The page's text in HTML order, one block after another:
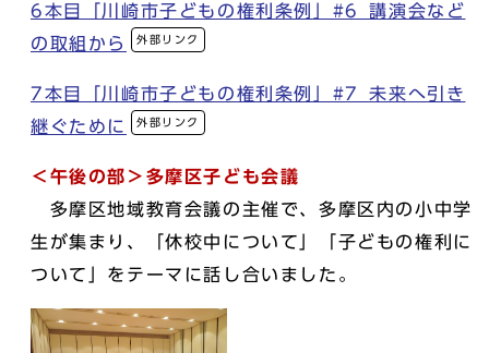
6本目「川崎市子どもの権利条例」#6_講演会など
の取組から
外部リンク
7本目「川崎市子どもの権利条例」#7_未来へ引き
継ぐために
外部リンク
＜午後の部＞多摩区子ども会議
多摩区地域教育会議の主催で、多摩区内の小中学
生が集まり、「休校中について」「子どもの権利に
ついて」をテーマに話し合いました。